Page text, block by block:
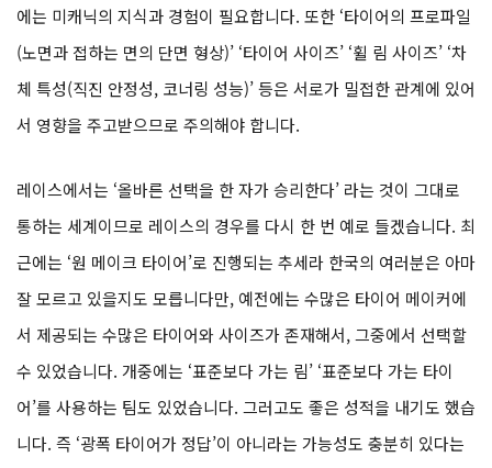
에는 미캐닉의 지식과 경험이 필요합니다. 또한 ‘타이어의 프로파일
(노면과 접하는 면의 단면 형상)’ ‘타이어 사이즈’ ‘휠 림 사이즈’ ‘차
체 특성(직진 안정성, 코너링 성능)’ 등은 서로가 밀접한 관계에 있어
서 영향을 주고받으므로 주의해야 합니다.
레이스에서는 ‘올바른 선택을 한 자가 승리한다’ 라는 것이 그대로
통하는 세계이므로 레이스의 경우를 다시 한 번 예로 들겠습니다. 최
근에는 ‘원 메이크 타이어’로 진행되는 추세라 한국의 여러분은 아마
잘 모르고 있을지도 모릅니다만, 예전에는 수많은 타이어 메이커에
서 제공되는 수많은 타이어와 사이즈가 존재해서, 그중에서 선택할
수 있었습니다. 개중에는 ‘표준보다 가는 림’ ‘표준보다 가는 타이
어’를 사용하는 팀도 있었습니다. 그러고도 좋은 성적을 내기도 했습
니다. 즉 ‘광폭 타이어가 정답’이 아니라는 가능성도 충분히 있다는